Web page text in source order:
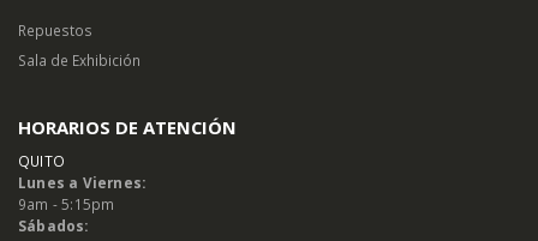
Repuestos
Sala de Exhibición
HORARIOS DE ATENCIÓN
QUITO
Lunes a Viernes:
9am - 5:15pm
Sábados: